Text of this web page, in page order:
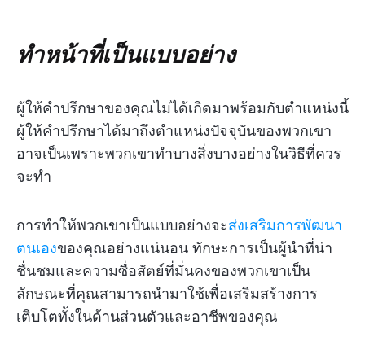
ทำหน้าที่เป็นแบบอย่าง
ผู้ให้คำปรึกษาของคุณไม่ได้เกิดมาพร้อมกับตำแหน่งนี้
ผู้ให้คำปรึกษาได้มาถึงตำแหน่งปัจจุบันของพวกเขา
อาจเป็นเพราะพวกเขาทำบางสิ่งบางอย่างในวิธีที่ควร
จะทำ
การทำให้พวกเขาเป็นแบบอย่างจะส่งเสริมการพัฒนา
ตนเองของคุณอย่างแน่นอน ทักษะการเป็นผู้นำที่น่า
ชื่นชมและความซื่อสัตย์ที่มั่นคงของพวกเขาเป็น
ลักษณะที่คุณสามารถนำมาใช้เพื่อเสริมสร้างการ
เติบโตทั้งในด้านส่วนตัวและอาชีพของคุณ